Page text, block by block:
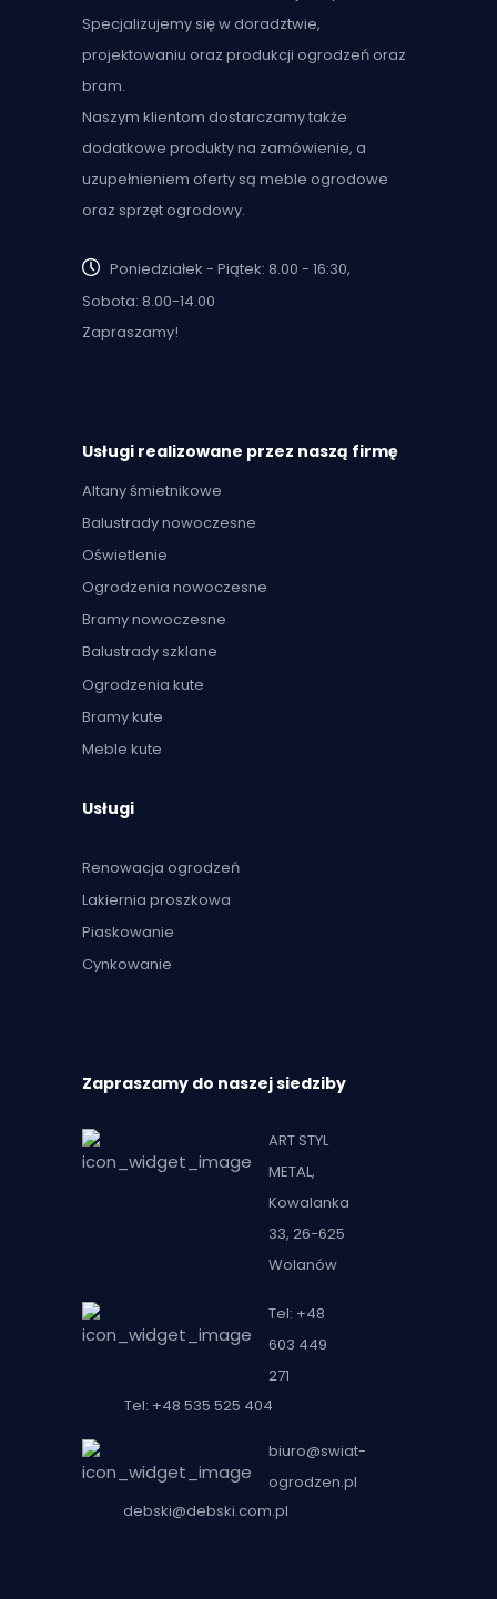
Specjalizujemy się w doradztwie,
projektowaniu oraz produkcji ogrodzeń oraz
bram.
Naszym klientom dostarczamy także
dodatkowe produkty na zamówienie, a
uzupełnieniem oferty są meble ogrodowe
oraz sprzęt ogrodowy.
Poniedziałek - Piątek: 8.00 - 16:30,
Sobota: 8.00-14.00
Zapraszamy!
Usługi realizowane przez naszą firmę
Altany śmietnikowe
Balustrady nowoczesne
Oświetlenie
Ogrodzenia nowoczesne
Bramy nowoczesne
Balustrady szklane
Ogrodzenia kute
Bramy kute
Meble kute
Usługi
Renowacja ogrodzeń
Lakiernia proszkowa
Piaskowanie
Cynkowanie
Zapraszamy do naszej siedziby
ART STYL
METAL,
Kowalanka
33, 26-625
Wolanów
Tel: +48
603 449
271
Tel: +48 535 525 404
biuro@swiat-
ogrodzen.pl
debski@debski.com.pl